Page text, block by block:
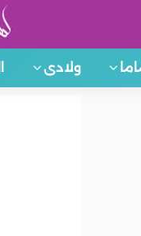
ولادى